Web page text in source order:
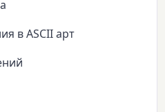
в ASCII арт